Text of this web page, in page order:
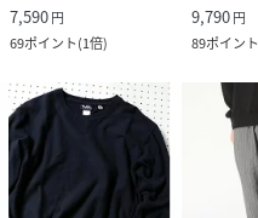
7,590円
69ポイント(1倍)
9,790円
89ポイント